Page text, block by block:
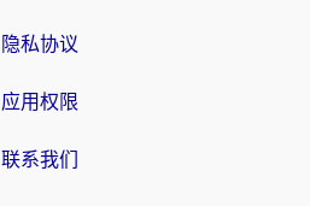
隐私协议
应用权限
联系我们